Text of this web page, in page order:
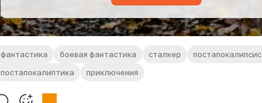
фантастика боевая фантастика сталкер
постапокалипсис
постапокалиптика
приключения